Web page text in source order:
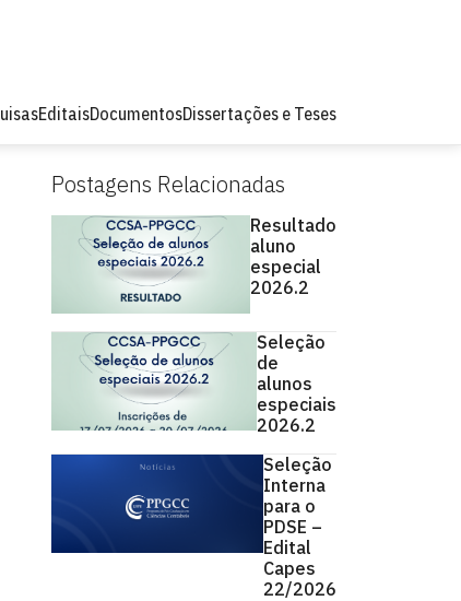
EditaisDocumentosDissertações e Teses
Postagens Relacionadas
Resultado
aluno
especial
2026.2
Seleção
de
alunos
especiais
2026.2
Seleção
Interna
para o
PDSE –
Edital
Capes
22/2026